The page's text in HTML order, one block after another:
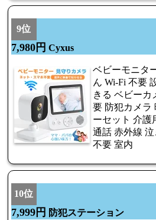
9位
7,980円 Cyxus
ベビーモニタ
ん Wi-Fi 不要
きる ベビーカ
要 防犯カメラ
ーセット 介護
通話 赤外線
不要 室内
10位
7,999円 防犯ステーション